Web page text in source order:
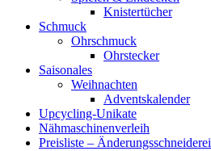
Knistertücher
Schmuck
Ohrschmuck
Ohrstecker
Saisonales
Weihnachten
Adventskalender
Upcycling-Unikate
Nähmaschinenverleih
Preisliste – Änderungsschneiderei